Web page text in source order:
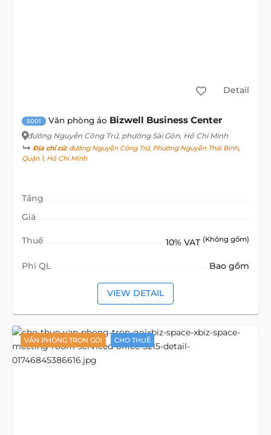
Detail
5001 Văn phòng ảo Bizwell Business Center
đường Nguyễn Công Trứ, phường Sài Gòn, Hồ Chí Minh
Địa chỉ cũ:đường Nguyễn Công Trứ, Phường Nguyễn Thái Bình,
Quận 1, Hồ Chí Minh
Tầng
Giá
Thuế 10% VAT (Không gồm)
Phí QL Bao gồm
VIEW DETAIL
VĂN PHÒNG TRỌN GÓI CHO THUÊ